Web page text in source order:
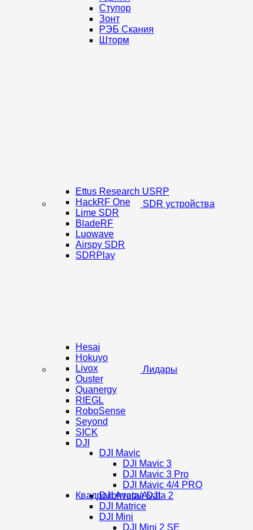
Ступор
Зонт
РЭБ Скания
Шторм
SDR устройства
Ettus Research USRP
HackRF One
Lime SDR
BladeRF
Luowave
Airspy SDR
SDRPlay
Лидары
Hesai
Hokuyo
Livox
Ouster
Quanergy
RIEGL
RoboSense
Seyond
SICK
DJI
Квадрокоптеры DJI
DJI Mavic
DJI Mavic 3
DJI Mavic 3 Pro
DJI Mavic 4/4 PRO
DJI Avata/Avata 2
DJI Matrice
DJI Mini
DJI Mini 2 SE